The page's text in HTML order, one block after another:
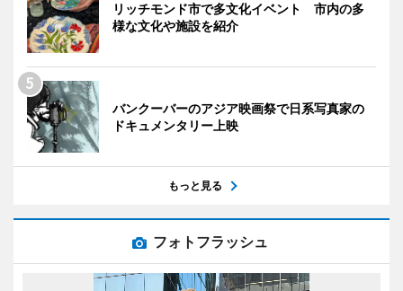
リッチモンド市で多文化イベント 市内の多
様な文化や施設を紹介
バンクーバーのアジア映画祭で日系写真家の
ドキュメンタリー上映
もっと見る
フォトフラッシュ